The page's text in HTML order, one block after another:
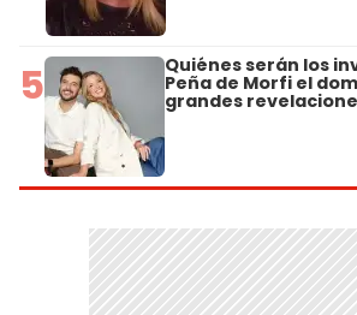
5 Quiénes serán los
Peña de Morfi el
grandes